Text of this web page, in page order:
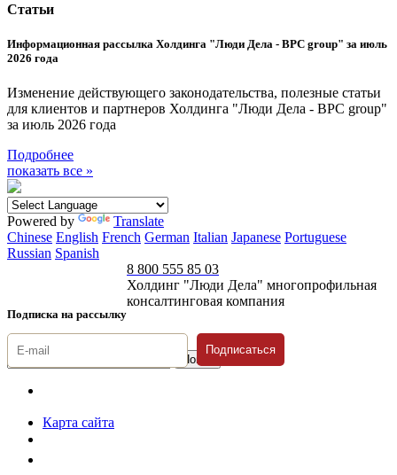
Статьи
Информационная рассылка Холдинга "Люди Дела - BPC group" за июль
2026 года
Изменение действующего законодательства, полезные статьи
для клиентов и партнеров Холдинга "Люди Дела - BPC group"
за июль 2026 года
Подробнее
показать все »
Powered by
Translate
Chinese English French German Italian Japanese Portuguese
Russian Spanish
Подписка на рассылку
8 800 555 85 03
Холдинг "Люди Дела" многопрофильная
консалтинговая компания
Подписаться
Карта сайта